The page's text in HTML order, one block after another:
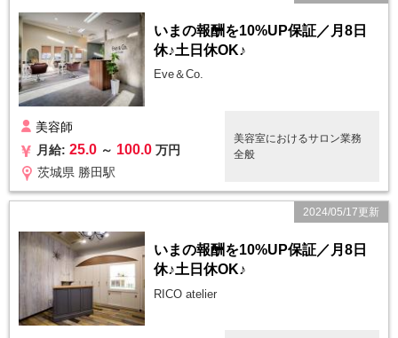
いまの報酬を10%UP保証／月8日
休♪土日休OK♪
Eve＆Co.
美容師
月給: 25.0 ～ 100.0 万円
茨城県 勝田駅
美容室におけるサロン業務
全般
2024/05/17更新
いまの報酬を10%UP保証／月8日
休♪土日休OK♪
RICO atelier